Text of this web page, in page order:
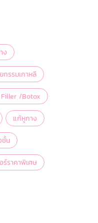
ง
กรรมเกาหลี
/Botox
แก้หูกาง
ชั้น
ร์ราคาพิเศษ